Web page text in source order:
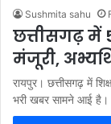
Sushmita sahu
छत्तीसगढ़ में
मंजूरी,
रायपुर। छत्तीसगढ़ में
भरी खबर सामने आई